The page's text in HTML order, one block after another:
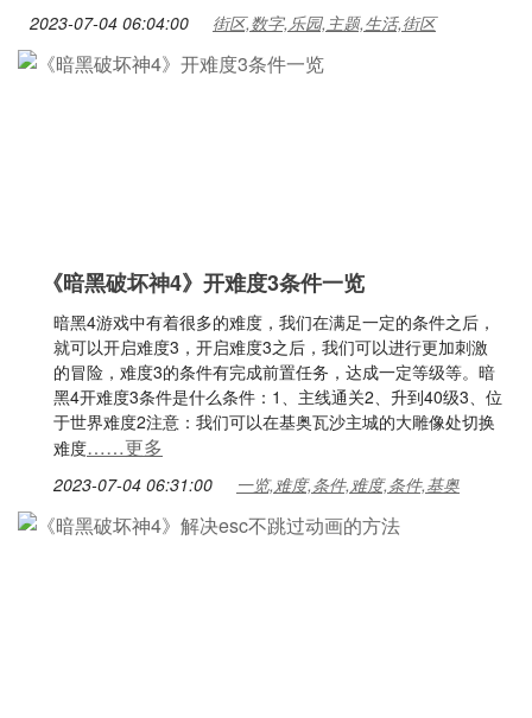
2023-07-04 06:04:00 街区,数字,乐园,主题,生活,街区
《暗黑破坏神4》开难度3条件一览
暗黑4游戏中有着很多的难度，我们在满足一定的条件之后，
就可以开启难度3，开启难度3之后，我们可以进行更加刺激
的冒险，难度3的条件有完成前置任务，达成一定等级等。暗
黑4开难度3条件是什么条件：1、主线通关2、升到40级3、位
于世界难度2注意：我们可以在基奥瓦沙主城的大雕像处切换
难度……更多
2023-07-04 06:31:00 一览,难度,条件,难度,条件,基奥